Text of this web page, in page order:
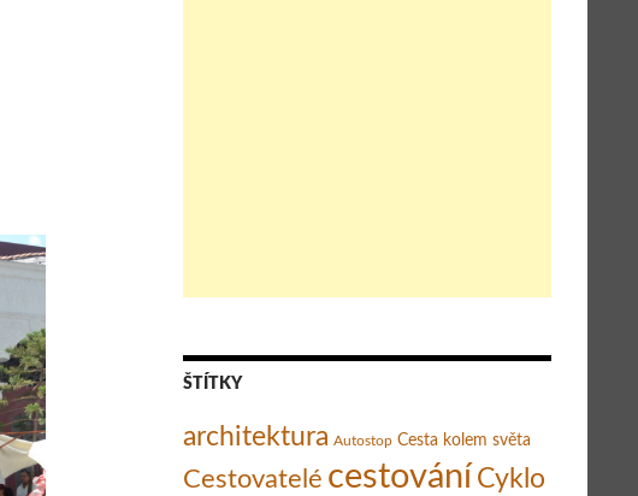
ŠTÍTKY
architektura Autostop Cesta kolem světa
Cestovatelé cestování Cyklo